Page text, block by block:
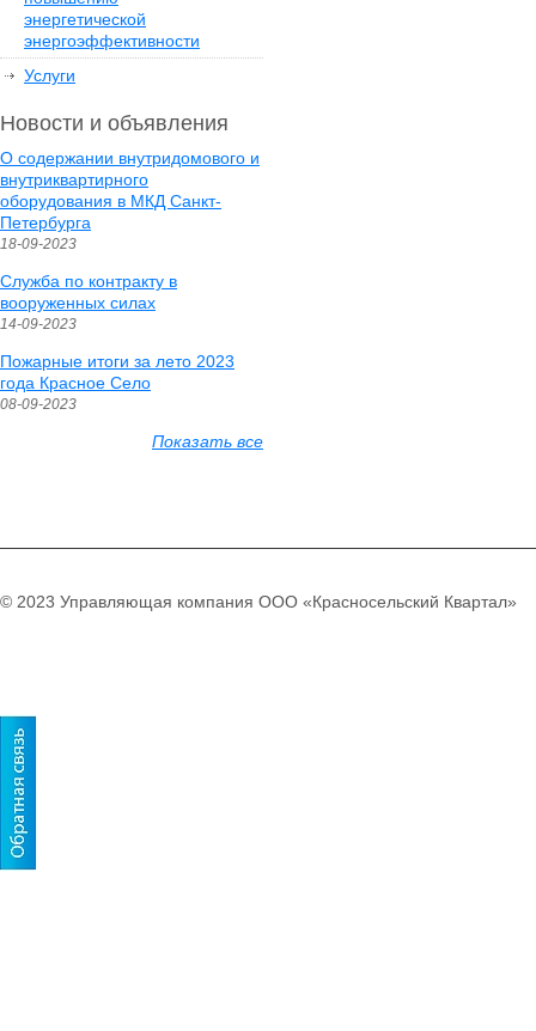
энергетической
энергоэффективности
Услуги
Новости и объявления
О содержании внутридомового и
внутриквартирного
оборудования в МКД Санкт-
Петербурга
18-09-2023
Служба по контракту в
вооруженных силах
14-09-2023
Пожарные итоги за лето 2023
года Красное Село
08-09-2023
Показать все
© 2023 Управляющая компания ООО «Красносельский Квартал»